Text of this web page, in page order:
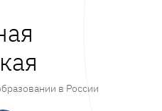
в России